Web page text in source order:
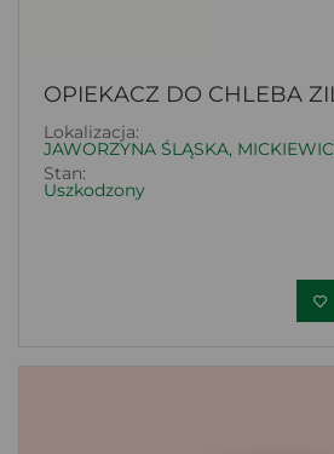
OPIEKACZ DO CHLEBA
Lokalizacja:
JAWORZYNA ŚLĄSKA,
Stan:
Uszkodzony